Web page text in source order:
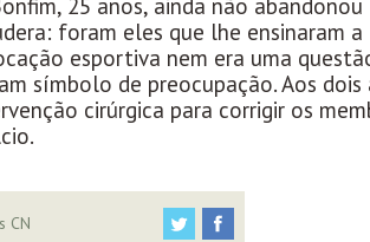
25 anos, ainda não abandonou
foram eles que lhe ensinaram a
esportiva nem era uma
símbolo de preocupação. Aos dois
cirúrgica para corrigir os
CN